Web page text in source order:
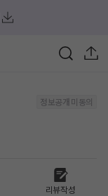
정보공개 미동의
리뷰작성